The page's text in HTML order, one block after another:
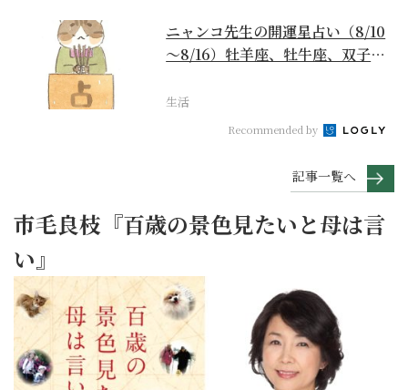
ニャンコ先生の開運星占い（8/10
～8/16）牡羊座、牡牛座、双子
生活
Recommended by
記事一覧へ
市毛良枝『百歳の景色見たいと母は言
い』